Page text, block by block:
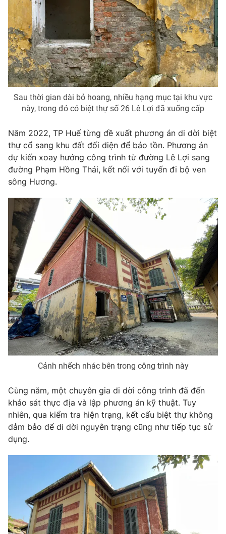
Giấy phép hoạt động báo in và báo điện tử số 483/GP-BTTTT
cấp ngày 29/12/2023
Tổng Biên tập:
Vũ Thanh Thủy
Phó Tổng Biên tập:Nguyễn Thị Mỹ Hạnh, Phạm Quốc Thắng,
Nguyễn Trọng Ninh
Tổng đài VTV:024.38 355 931 - 024.38 355 932
Ðiện thoại Thời báo VTV:024.66 897 897
Email: toasoan@vtv.vn
Liên hệ quảng cáo:
024-7300.7108
® Cấm sao chép dưới mọi hình thức nếu không có sự chấp
thuận bằng văn bản. Ghi rõ nguồn VTV.vn khi phát hành lại
thông tin từ website này.
Sau thời gian dài bỏ hoang, nhiều hạng mục tại khu vực
này, trong đó có biệt thự số 26 Lê Lợi đã xuống cấp
Năm 2022, TP Huế từng đề xuất phương án di dời biệt
thự cổ sang khu đất đối diện để bảo tồn. Phương án
dự kiến xoay hướng công trình từ đường Lê Lợi sang
đường Phạm Hồng Thái, kết nối với tuyến đi bộ ven
sông Hương.
Cảnh nhếch nhác bên trong công trình này
Cùng năm, một chuyên gia di dời công trình đã đến
khảo sát thực địa và lập phương án kỹ thuật. Tuy
nhiên, qua kiểm tra hiện trạng, kết cấu biệt thự không
đảm bảo để di dời nguyên trạng cũng như tiếp tục sử
dụng.